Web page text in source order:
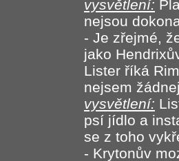
vysvětlení:
nejsou
- Je zřejmé,
jako
Lister říká
nejsem
vysvětlení:
psí jídlo a
se z toho
- Krytonův